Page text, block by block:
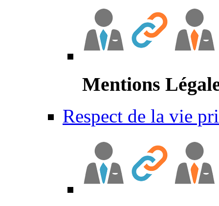
Mentions
Respect de la vie